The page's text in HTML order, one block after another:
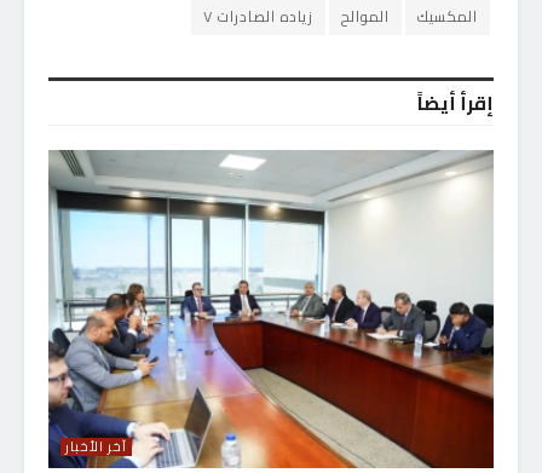
المكسيك
الموالح زياده الصادرات ٧
إقرأ أيضاً
آخر الأخبار